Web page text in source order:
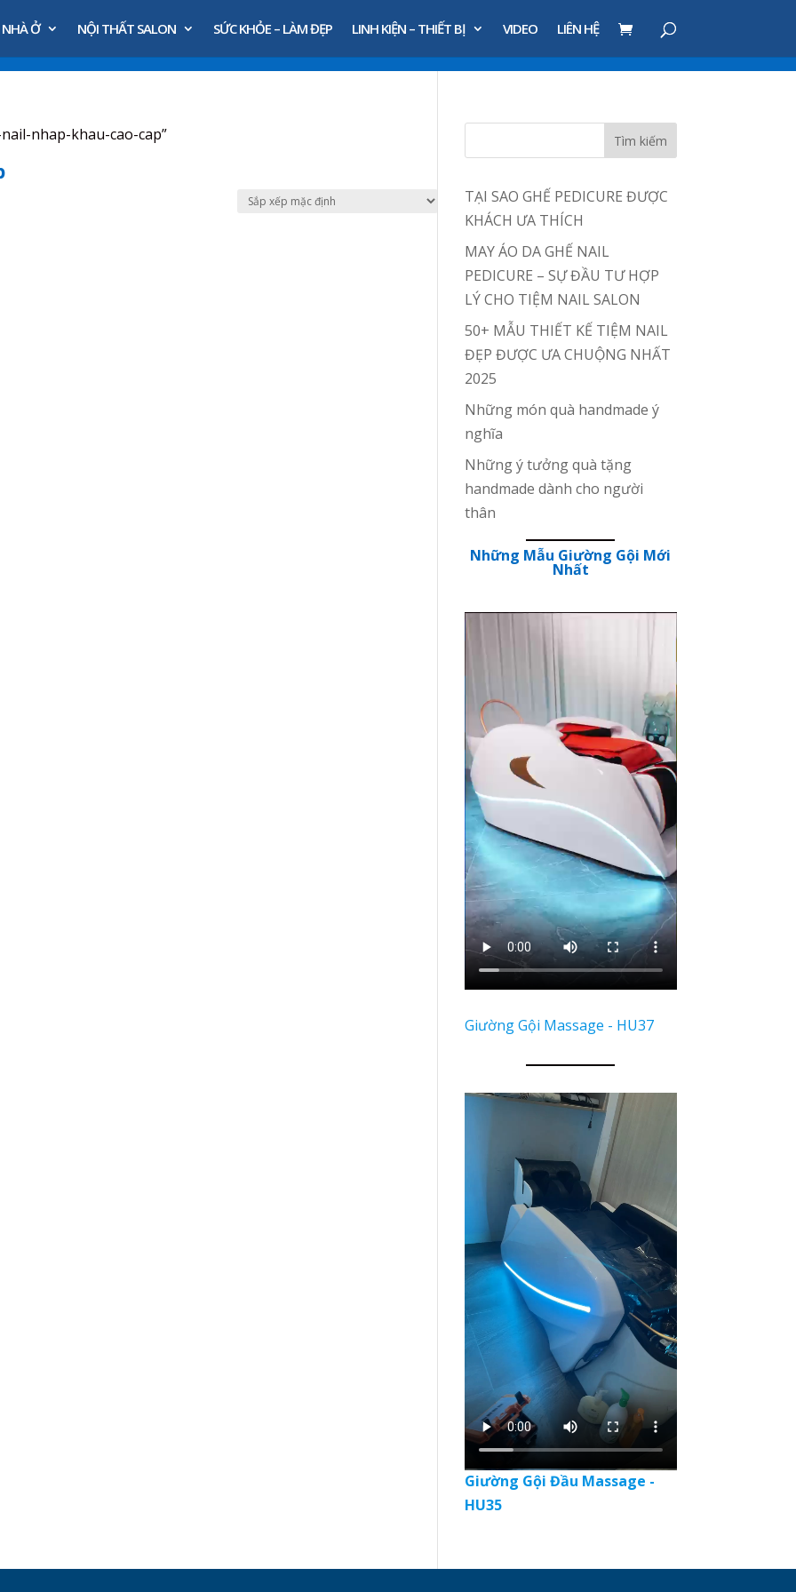
Ở NỘI THẤT SALON SỨC KHỎE – LÀM ĐẸP LINH KIỆN – THIẾT BỊ VIDEO LIÊN HỆ
nhap-khau-cao-cap”
TẠI SAO GHẾ PEDICURE ĐƯỢC
KHÁCH ƯA THÍCH
MAY ÁO DA GHẾ NAIL
PEDICURE – SỰ ĐẦU TƯ HỢP
LÝ CHO TIỆM NAIL SALON
50+ MẪU THIẾT KẾ TIỆM NAIL
ĐẸP ĐƯỢC ƯA CHUỘNG NHẤT
2025
Những món quà handmade ý
nghĩa
Những ý tưởng quà tặng
handmade dành cho người
thân
Những Mẫu Giường Gội Mới
Nhất
Giường Gội Massage - HU37
Giường Gội Đầu Massage -
HU35